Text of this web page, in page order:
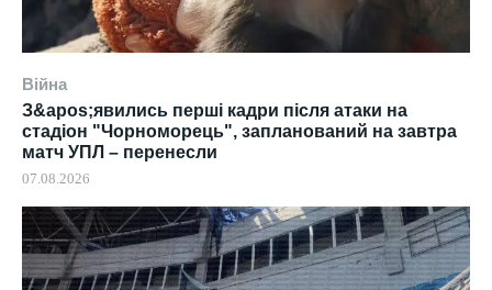
Війна
З&apos;явились перші кадри після атаки на
стадіон "Чорноморець", запланований на завтра
матч УПЛ – перенесли
07.08.2026